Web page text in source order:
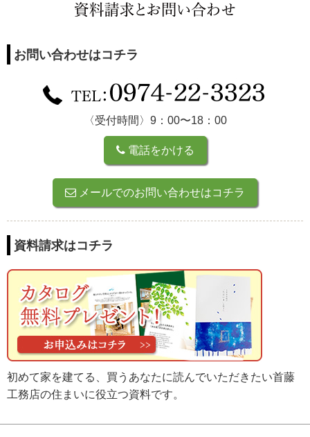
お問い合わせはコチラ
〈受付時間〉9：00〜18：00
電話をかける
メールでのお問い合わせはコチラ
資料請求はコチラ
初めて家を建てる、買うあなたに読んでいただきたい首藤
工務店の住まいに役立つ資料です。